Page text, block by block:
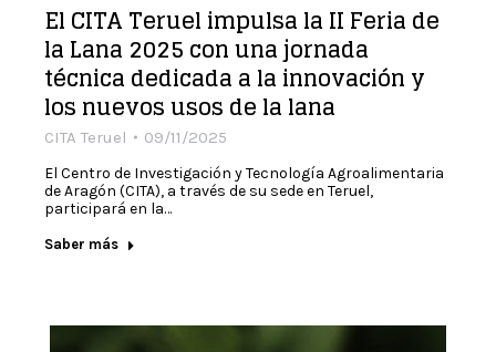
El CITA Teruel impulsa la II Feria de
la Lana 2025 con una jornada
técnica dedicada a la innovación y
los nuevos usos de la lana
CITA Teruel 09/11/2025
El Centro de Investigación y Tecnología Agroalimentaria
de Aragón (CITA), a través de su sede en Teruel,
participará en la…
Saber más